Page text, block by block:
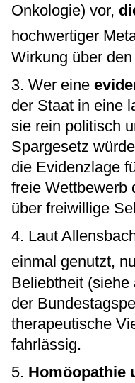
Onkologie) vor,
hochwertiger
Wirkung über
3. Wer eine
der Staat in eine
sie rein politisch
Spargesetz
die Evidenzlage
freie Wettbewerb
über freiwillige
4. Laut
einmal genutzt,
Beliebtheit
der
therapeutische
fahrlässig.
5. Homöopathie